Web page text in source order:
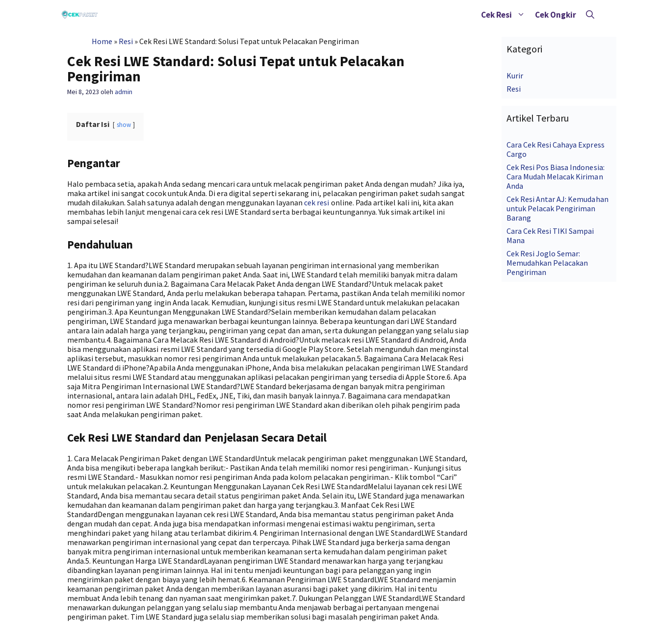
Cek Resi Cek Ongkir
Home » Resi »Cek Resi LWE Standard: Solusi Tepat untuk Pelacakan Pengiriman
Cek Resi LWE Standard: Solusi Tepat untuk Pelacakan
Pengiriman
Mei 8, 2023 oleh admin
Daftar Isi show
Pengantar
Halo pembaca setia, apakah Anda sedang mencari cara untuk melacak pengiriman paket Anda dengan mudah? Jika iya,
maka artikel ini sangat cocok untuk Anda. Di era digital seperti sekarang ini, pelacakan pengiriman paket sudah sangat
mudah dilakukan. Salah satunya adalah dengan menggunakan layanancek resi online. Pada artikel kali ini, kita akan
membahas lebih lanjut mengenai cara cek resi LWE Standard serta berbagai keuntungannya. Yuk simak artikel ini
sampai selesai!
Pendahuluan
1. Apa itu LWE Standard?LWE Standard merupakan sebuah layanan pengiriman internasional yang memberikan
kemudahan dan keamanan dalam pengiriman paket Anda. Saat ini, LWE Standard telah memiliki banyak mitra dalam
pengiriman ke seluruh dunia.2. Bagaimana Cara Melacak Paket Anda dengan LWE Standard?Untuk melacak paket
menggunakan LWE Standard, Anda perlu melakukan beberapa tahapan. Pertama, pastikan Anda telah memiliki nomor
resi dari pengiriman yang ingin Anda lacak. Kemudian, kunjungi situs resmi LWE Standard untuk melakukan pelacakan
pengiriman.3. Apa Keuntungan Menggunakan LWE Standard?Selain memberikan kemudahan dalam pelacakan
pengiriman, LWE Standard juga menawarkan berbagai keuntungan lainnya. Beberapa keuntungan dari LWE Standard
antara lain adalah harga yang terjangkau, pengiriman yang cepat dan aman, serta dukungan pelanggan yang selalu siap
membantu.4. Bagaimana Cara Melacak Resi LWE Standard di Android?Untuk melacak resi LWE Standard di Android, Anda
bisa menggunakan aplikasi resmi LWE Standard yang tersedia di Google Play Store. Setelah mengunduh dan menginstal
aplikasi tersebut, masukkan nomor resi pengiriman Anda untuk melakukan pelacakan.5. Bagaimana Cara Melacak Resi
LWE Standard di iPhone?Apabila Anda menggunakan iPhone, Anda bisa melakukan pelacakan pengiriman LWE Standard
melalui situs resmi LWE Standard atau menggunakan aplikasi pelacakan pengiriman yang tersedia di Apple Store.6. Apa
saja Mitra Pengiriman Internasional LWE Standard?LWE Standard bekerjasama dengan banyak mitra pengiriman
internasional, antara lain adalah DHL, FedEx, JNE, Tiki, dan masih banyak lainnya.7. Bagaimana cara mendapatkan
nomor resi pengiriman LWE Standard?Nomor resi pengiriman LWE Standard akan diberikan oleh pihak pengirim pada
saat Anda melakukan pengiriman paket.
Cek Resi LWE Standard dan Penjelasan Secara Detail
1. Cara Melacak Pengiriman Paket dengan LWE StandardUntuk melacak pengiriman paket menggunakan LWE Standard,
Anda bisa mengikuti beberapa langkah berikut:- Pastikan Anda telah memiliki nomor resi pengiriman.- Kunjungi situs
resmi LWE Standard.- Masukkan nomor resi pengiriman Anda pada kolom pelacakan pengiriman.- Klik tombol “Cari”
untuk melakukan pelacakan.2. Keuntungan Menggunakan Layanan Cek Resi LWE StandardMelalui layanan cek resi LWE
Standard, Anda bisa memantau secara detail status pengiriman paket Anda. Selain itu, LWE Standard juga menawarkan
kemudahan dan keamanan dalam pengiriman paket dan harga yang terjangkau.3. Manfaat Cek Resi LWE
StandardDengan menggunakan layanan cek resi LWE Standard, Anda bisa memantau status pengiriman paket Anda
dengan mudah dan cepat. Anda juga bisa mendapatkan informasi mengenai estimasi waktu pengiriman, serta
menghindari paket yang hilang atau terlambat dikirim.4. Pengiriman Internasional dengan LWE StandardLWE Standard
menawarkan pengiriman internasional yang cepat dan terpercaya. Pihak LWE Standard juga berkerja sama dengan
banyak mitra pengiriman internasional untuk memberikan keamanan serta kemudahan dalam pengiriman paket
Anda.5. Keuntungan Harga LWE StandardLayanan pengiriman LWE Standard menawarkan harga yang terjangkau
dibandingkan layanan pengiriman lainnya. Hal ini tentu menjadi keuntungan bagi para pelanggan yang ingin
mengirimkan paket dengan biaya yang lebih hemat.6. Keamanan Pengiriman LWE StandardLWE Standard menjamin
keamanan pengiriman paket Anda dengan memberikan layanan asuransi bagi paket yang dikirim. Hal ini tentu
membuat Anda lebih tenang dan nyaman saat mengirimkan paket.7. Dukungan Pelanggan LWE StandardLWE Standard
menawarkan dukungan pelanggan yang selalu siap membantu Anda menjawab berbagai pertanyaan mengenai
pengiriman paket. Tim LWE Standard juga selalu siap memberikan solusi bagi masalah pengiriman paket Anda.
Kategori
Kurir
Resi
Artikel Terbaru
Cara Cek Resi Cahaya Express
Cargo
Cek Resi Pos Biasa Indonesia:
Cara Mudah Melacak Kiriman
Anda
Cek Resi Antar AJ: Kemudahan
untuk Pelacak Pengiriman
Barang
Cara Cek Resi TIKI Sampai
Mana
Cek Resi Joglo Semar:
Memudahkan Pelacakan
Pengiriman